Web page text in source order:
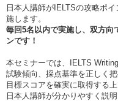
日本人講師がIELTSの攻略ポ
施します。
毎回5名以内で実施し、双方向
ンです！
本セミナーでは、IELTS
試験傾向、採点基準を正しく
目標スコアを確実に取得する
日本人講師が分かりやすく説明